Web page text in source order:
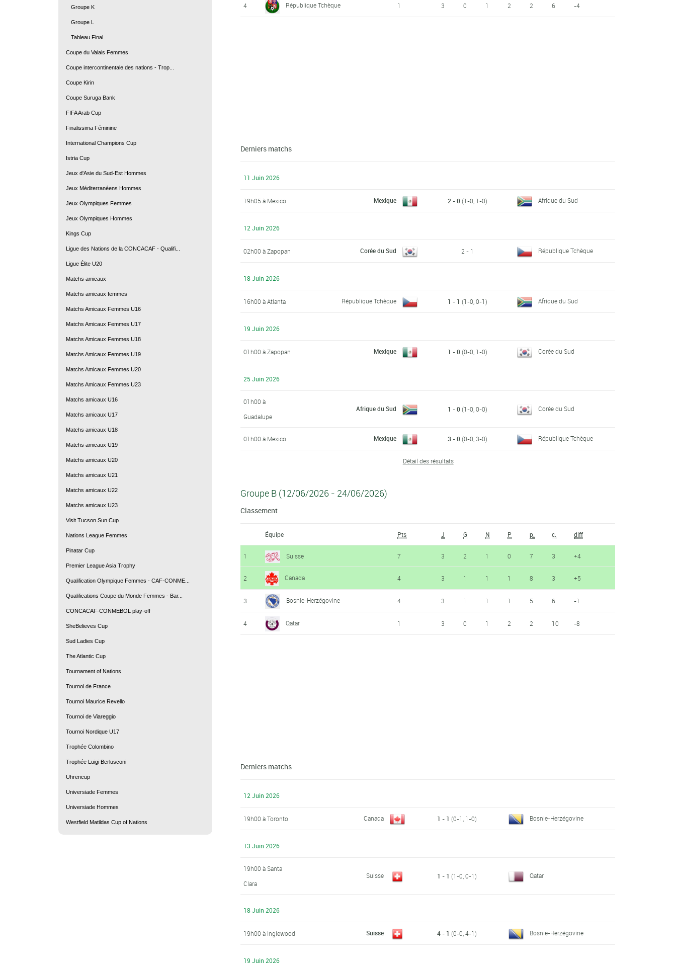
Groupe K
Groupe L
Tableau Final
Coupe du Valais Femmes
Coupe intercontinentale des nations - Trop...
Coupe Kirin
Coupe Suruga Bank
FIFA Arab Cup
Finalissima Féminine
International Champions Cup
Istria Cup
Jeux d'Asie du Sud-Est Hommes
Jeux Méditerranéens Hommes
Jeux Olympiques Femmes
Jeux Olympiques Hommes
Kings Cup
Ligue des Nations de la CONCACAF - Qualifi...
Ligue Élite U20
Matchs amicaux
Matchs amicaux femmes
Matchs Amicaux Femmes U16
Matchs Amicaux Femmes U17
Matchs Amicaux Femmes U18
Matchs Amicaux Femmes U19
Matchs Amicaux Femmes U20
Matchs Amicaux Femmes U23
Matchs amicaux U16
Matchs amicaux U17
Matchs amicaux U18
Matchs amicaux U19
Matchs amicaux U20
Matchs amicaux U21
Matchs amicaux U22
Matchs amicaux U23
Visit Tucson Sun Cup
Nations League Femmes
Pinatar Cup
Premier League Asia Trophy
Qualification Olympique Femmes - CAF-CONME...
Qualifications Coupe du Monde Femmes - Bar...
CONCACAF-CONMEBOL play-off
SheBelieves Cup
Sud Ladies Cup
The Atlantic Cup
Tournament of Nations
Tournoi de France
Tournoi Maurice Revello
Tournoi de Viareggio
Tournoi Nordique U17
Trophée Colombino
Trophée Luigi Berlusconi
Uhrencup
Universiade Femmes
Universiade Hommes
Westfield Matildas Cup of Nations
4 République Tchèque 1 3 0 1 2 2 6 -4
Derniers matchs
11 Juin 2026
19h05 à Mexico Mexique 2 - 0(1-0, 1-0) Afrique du Sud
12 Juin 2026
02h00 à Zapopan Corée du Sud 2 - 1 République Tchèque
18 Juin 2026
16h00 à Atlanta République Tchèque 1 - 1 (1-0, 0-1) Afrique du Sud
19 Juin 2026
01h00 à Zapopan Mexique 1 - 0(0-0, 1-0) Corée du Sud
25 Juin 2026
01h00 à
Guadalupe
Afrique du Sud 1 - 0(1-0, 0-0) Corée du Sud
01h00 à Mexico Mexique 3 - 0(0-0, 3-0) République Tchèque
Détail des résultats
Groupe B (12/06/2026 - 24/06/2026)
Classement
Équipe Pts J G N P p. c. diff
1 Suisse 7 3 2 1 0 7 3 +4
2 Canada 4 3 1 1 1 8 3 +5
3 Bosnie-Herzégovine 4 3 1 1 1 5 6 -1
4 Qatar 1 3 0 1 2 2 10 -8
Derniers matchs
12 Juin 2026
19h00 à Toronto Canada 1 - 1 (0-1, 1-0) Bosnie-Herzégovine
13 Juin 2026
19h00 à Santa
Clara
Suisse 1 - 1 (1-0, 0-1) Qatar
18 Juin 2026
19h00 à Inglewood Suisse 4 - 1 (0-0, 4-1) Bosnie-Herzégovine
19 Juin 2026